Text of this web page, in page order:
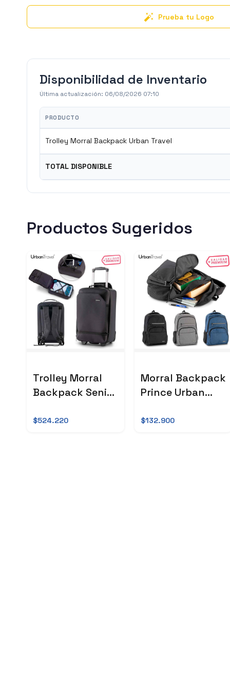
Prueba tu Logo
Disponibilidad de Inventario
Última actualización: 06/08/2026 07:10
PRODUCTO
Trolley Morral Backpack Urban Travel
TOTAL DISPONIBLE
Productos Sugeridos
Trolley Morral
Backpack Senior
$524.220
Morral Backpack
Prince Urban
$132.900